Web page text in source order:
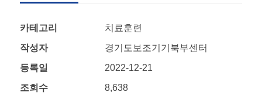
카테고리
치료훈련
작성자
경기도보조기기북부센터
등록일
2022-12-21
조회수
8,638